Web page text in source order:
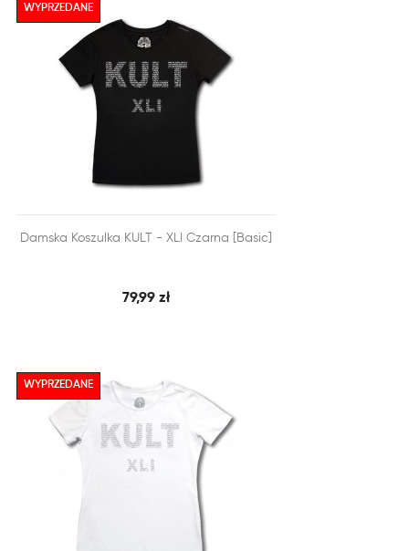
 DODAJ DO KOSZYKA SZYBKI PODGLĄD
Damska Koszulka KULT - XLI Czarna [Basic]
79,99 zł
WYPRZEDANE
WYPRZEDANE